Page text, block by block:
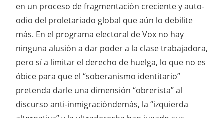
en un proceso de fragmentación creciente y auto-
odio del proletariado global que aún lo debilite
más. En el programa electoral de Vox no hay
ninguna alusión a dar poder a la clase trabajadora,
pero sí a limitar el derecho de huelga, lo que no es
óbice para que el “soberanismo identitario”
pretenda darle una dimensión “obrerista” al
discurso anti-inmigracióndemás, la “izquierda